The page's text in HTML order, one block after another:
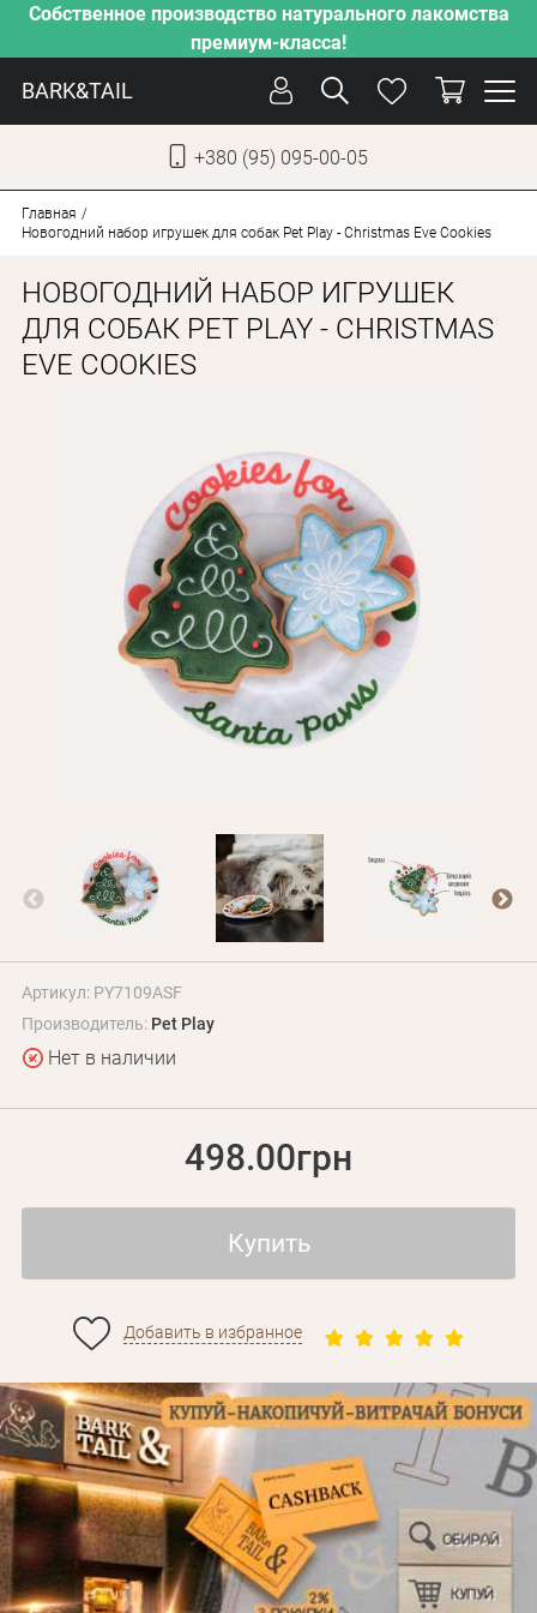
Собственное производство натурального лакомства
премиум-класса!
BARK&TAIL
+380 (95) 095-00-05
СОБАКИ
КОТЫ
АКЦИИ
О КОМПАНИИ
БЛОГ
Оплата и доставка
Программа лояльности
О Нас
Оптовым клиентам
+380 (95) 095-00-05
Главная
Новогодний набор игрушек для собак Pet Play - Christmas Eve Cookies
НОВОГОДНИЙ НАБОР ИГРУШЕК
ДЛЯ СОБАК PET PLAY - CHRISTMAS
EVE COOKIES
Артикул: PY7109ASF
Производитель: Pet Play
Нет в наличии
498.00грн
Купить
Добавить в избранное
Забыли пароль?